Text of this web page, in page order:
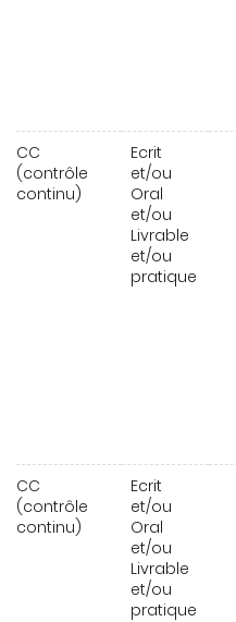
CC
(contrôle
continu)
Ecrit
et/ou
Oral
et/ou
Livrable
et/ou
pratique
CC
(contrôle
continu)
Ecrit
et/ou
Oral
et/ou
Livrable
et/ou
pratique